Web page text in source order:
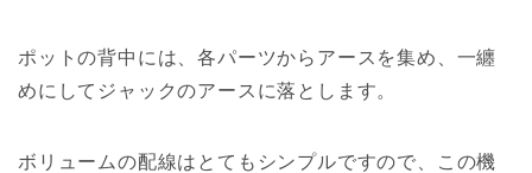
ポットの背中には、各パーツからアースを集め、一纏
めにしてジャックのアースに落とします。
ボリュームの配線はとてもシンプルですので、この機